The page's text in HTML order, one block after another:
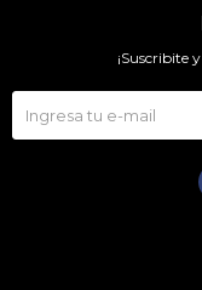
¡Suscribite